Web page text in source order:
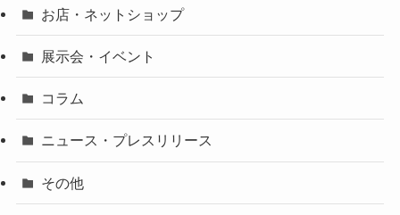
お店・ネットショップ
展示会・イベント
コラム
ニュース・プレスリリース
その他